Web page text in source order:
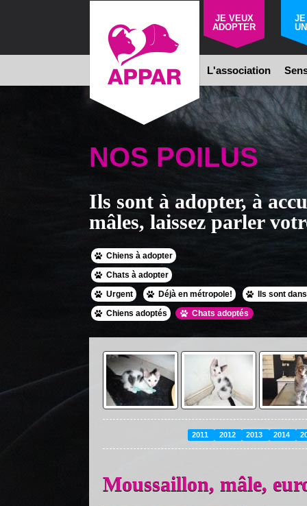
JE VEUX
ADOPTER
JE
L'association
NOS POILUS
Ils sont à adopter, à
mâles, laissez parler
Chiens à adopter
Chats à adopter
Urgent
Déjà en métropole!
Ils sont
Chiens adoptés
Chats adoptés
2011 2012 2013 2014
Moussaillon, mâle,